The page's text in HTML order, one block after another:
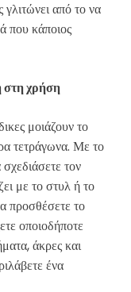
από το να
που κάποιος
στη χρήση
μοιάζουν το
τετράγωνα. Με το
τον
με το στυλ ή το
προσθέσετε το
οποιοδήποτε
άκρες και
ένα